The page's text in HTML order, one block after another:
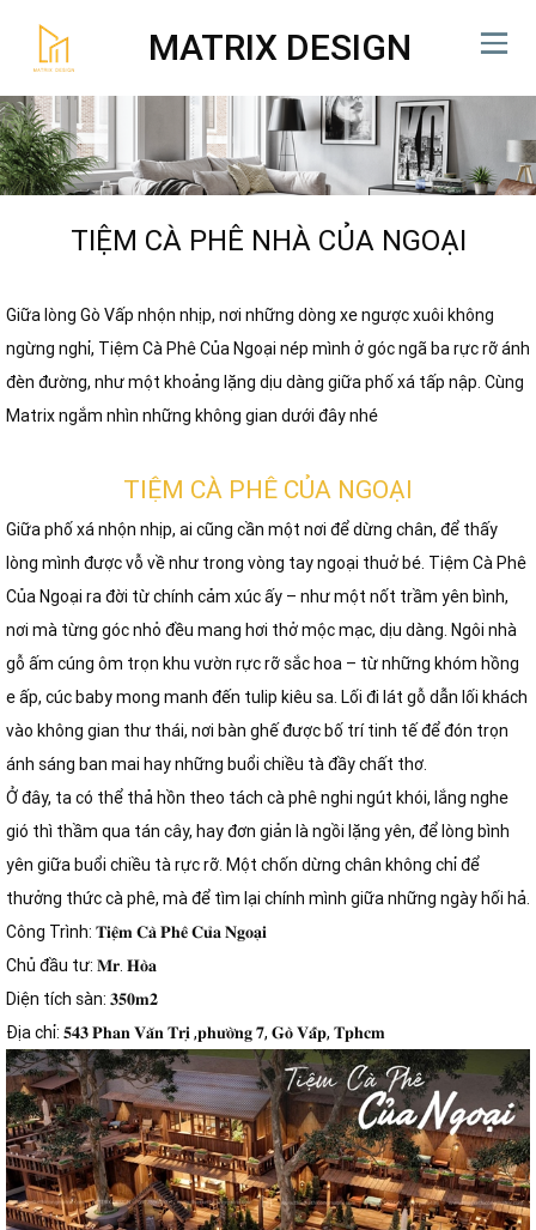
MATRIX DESIGN
TIỆM CÀ PHÊ NHÀ CỦA NGOẠI
Giữa lòng Gò Vấp nhộn nhịp, nơi những dòng xe ngược xuôi không
ngừng nghỉ, Tiệm Cà Phê Của Ngoại nép mình ở góc ngã ba rực rỡ ánh
đèn đường, như một khoảng lặng dịu dàng giữa phố xá tấp nập. Cùng
Matrix ngắm nhìn những không gian dưới đây nhé
TIỆM CÀ PHÊ CỦA NGOẠI
Giữa phố xá nhộn nhịp, ai cũng cần một nơi để dừng chân, để thấy
lòng mình được vỗ về như trong vòng tay ngoại thuở bé. Tiệm Cà Phê
Của Ngoại ra đời từ chính cảm xúc ấy – như một nốt trầm yên bình,
nơi mà từng góc nhỏ đều mang hơi thở mộc mạc, dịu dàng. Ngôi nhà
gỗ ấm cúng ôm trọn khu vườn rực rỡ sắc hoa – từ những khóm hồng
e ấp, cúc baby mong manh đến tulip kiêu sa. Lối đi lát gỗ dẫn lối khách
vào không gian thư thái, nơi bàn ghế được bố trí tinh tế để đón trọn
ánh sáng ban mai hay những buổi chiều tà đầy chất thơ.
Ở đây, ta có thể thả hồn theo tách cà phê nghi ngút khói, lắng nghe
gió thì thầm qua tán cây, hay đơn giản là ngồi lặng yên, để lòng bình
yên giữa buổi chiều tà rực rỡ. Một chốn dừng chân không chỉ để
thưởng thức cà phê, mà để tìm lại chính mình giữa những ngày hối hả.
Công Trình: 𝐓𝐢𝐞̣̂𝐦 𝐂𝐚̀ 𝐏𝐡𝐞̂ 𝐂𝐮̉𝐚 𝐍𝐠𝐨𝐚̣𝐢
Chủ đầu tư: 𝐌𝐫. 𝐇𝐨̀𝐚
Diện tích sàn: 𝟑𝟓𝟎𝐦𝟐
Địa chỉ: 𝟓𝟒𝟑 𝐏𝐡𝐚𝐧 𝐕𝐚̆𝐧 𝐓𝐫𝐢̣ ,𝐩𝐡𝐮̛𝐨̛̀𝐧𝐠 𝟕, 𝐆𝐨̀ 𝐕𝐚̂́𝐩, 𝐓𝐩𝐡𝐜𝐦